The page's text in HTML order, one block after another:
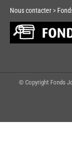
Nous contacter >
© Copyright Fonds